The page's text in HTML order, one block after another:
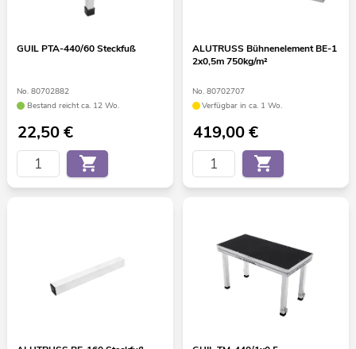
GUIL PTA-440/60 Steckfuß
No. 80702882
Bestand reicht ca. 12 Wo.
22,50€
ALUTRUSS Bühnenelement BE-1
2x0,5m 750kg/m²
No. 80702707
Verfügbar in ca. 1 Wo.
419,00€